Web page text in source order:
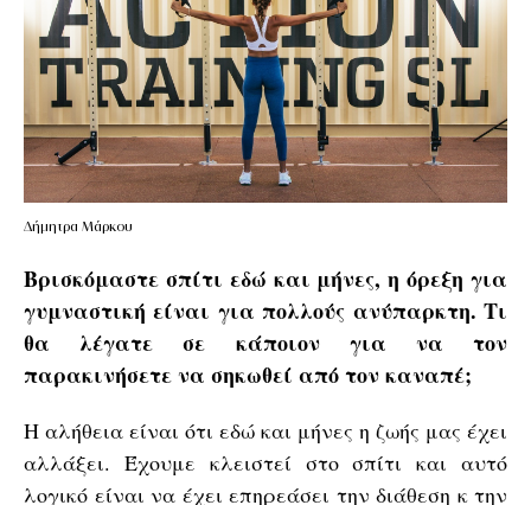
Δήμητρα Μάρκου
Βρισκόμαστε σπίτι εδώ και μήνες, η όρεξη για
γυμναστική είναι για πολλούς ανύπαρκτη. Τι
θα λέγατε σε κάποιον για να τον
παρακινήσετε να σηκωθεί από τον καναπέ;
Η αλήθεια είναι ότι εδώ και μήνες η ζωής μας έχει
αλλάξει. Έχουμε κλειστεί στο σπίτι και αυτό
λογικό είναι να έχει επηρεάσει την διάθεση κ την